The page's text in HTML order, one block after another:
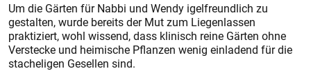
Um die Gärten für Nabbi und Wendy igelfreundlich zu
gestalten, wurde bereits der Mut zum Liegenlassen
praktiziert, wohl wissend, dass klinisch reine Gärten ohne
Verstecke und heimische Pflanzen wenig einladend für die
stacheligen Gesellen sind.